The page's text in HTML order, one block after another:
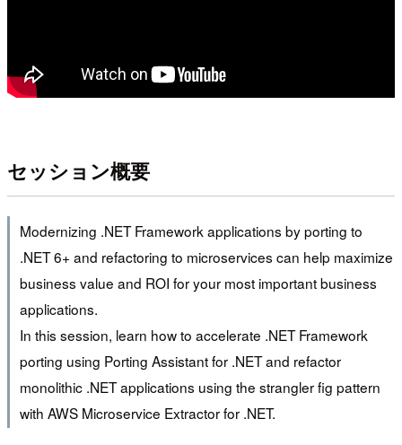
セッション概要
Modernizing .NET Framework applications by porting to
.NET 6+ and refactoring to microservices can help maximize
business value and ROI for your most important business
applications.
In this session, learn how to accelerate .NET Framework
porting using Porting Assistant for .NET and refactor
monolithic .NET applications using the strangler fig pattern
with AWS Microservice Extractor for .NET.